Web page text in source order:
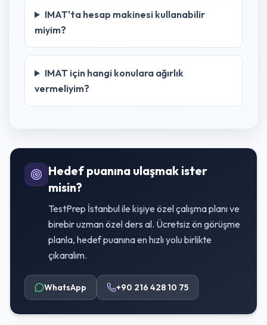
IMAT'ta hesap makinesi kullanabilir
miyim?
IMAT için hangi konulara ağırlık
vermeliyim?
Hedef puanına ulaşmak ister
misin?
TestPrep İstanbul ile kişiye özel çalışma planı ve
birebir uzman özel ders al. Ücretsiz ön görüşme
planla, hedef puanına en hızlı yolu birlikte
çıkaralım.
WhatsApp +90 216 428 10 75